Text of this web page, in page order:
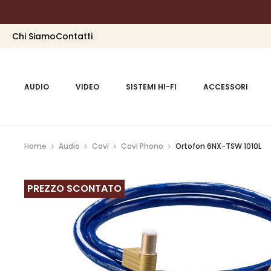
Chi SiamoContatti
AUDIO VIDEO SISTEMI HI-FI ACCESSORI
Home Audio Cavi Cavi Phono Ortofon 6NX-TSW 1010L
PREZZO SCONTATO